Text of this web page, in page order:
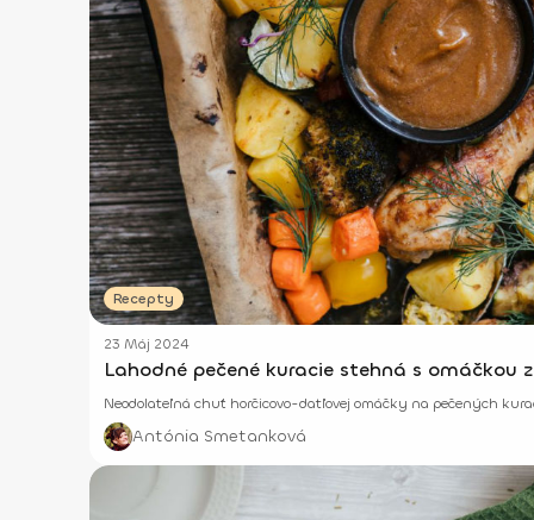
Recepty
23 Máj 2024
Lahodné pečené kuracie stehná s omáčkou
Neodolateľná chuť horčicovo-datľovej omáčky na pečených
Antónia Smetanková